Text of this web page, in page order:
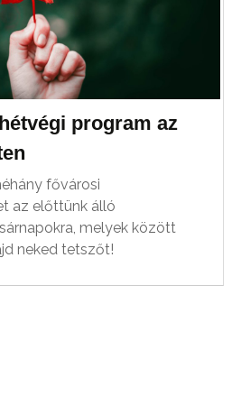
program az
fővárosi
az előttünk álló
melyek között
neked tetszőt!